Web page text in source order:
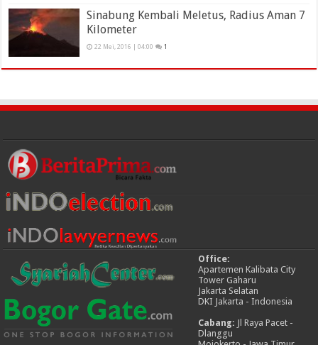
Sinabung Kembali Meletus, Radius Aman 7
Kilometer
22 Mei, 2016 | 04:00 1
Office:
Apartemen Kalibata City
Tower Gaharu
Jakarta Selatan
DKI Jakarta - Indonesia
Cabang: Jl Raya Pacet -
Dlanggu